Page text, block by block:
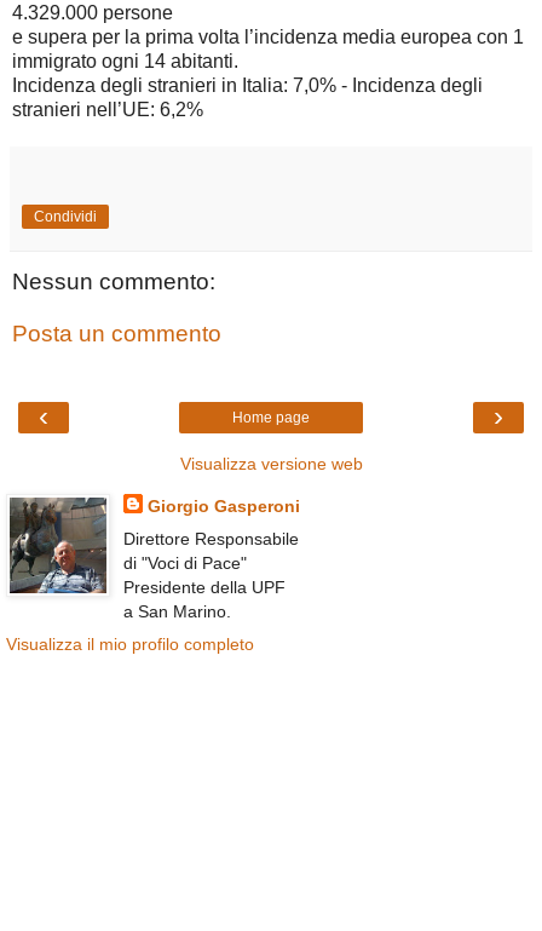
4.329.000 persone
e supera per la prima volta l’incidenza media europea con 1
immigrato ogni 14 abitanti.
Incidenza degli stranieri in Italia: 7,0% - Incidenza degli
stranieri nell’UE: 6,2%
Condividi
Nessun commento:
Posta un commento
‹ ›
Home page
Visualizza versione web
Giorgio Gasperoni
Direttore Responsabile
di "Voci di Pace"
Presidente della UPF
a San Marino.
Visualizza il mio profilo completo